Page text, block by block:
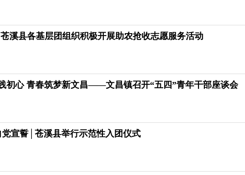
溪县各基层团组织积极开展助农抢收志愿服务活动
初心 青春筑梦新文昌——文昌镇召开“五四”青年干部座谈会
宣誓│苍溪县举行示范性入团仪式